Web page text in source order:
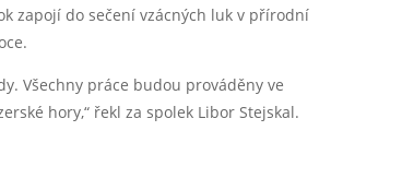
zapojí do sečení vzácných luk v přírodní
Všechny práce budou prováděny ve
hory,“ řekl za spolek Libor Stejskal.